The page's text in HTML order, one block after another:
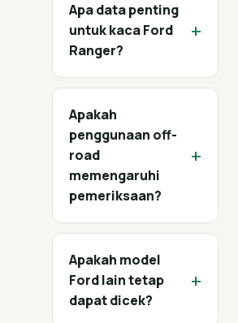
Apa data penting
untuk kaca Ford
Ranger?
+
Apakah
penggunaan off-
road
memengaruhi
pemeriksaan?
+
Apakah model
Ford lain tetap
dapat dicek?
+